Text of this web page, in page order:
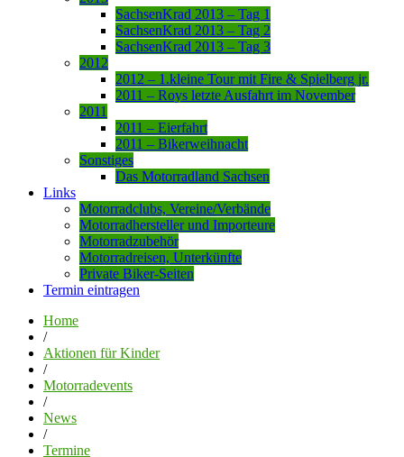
SachsenKrad 2013 – Tag 1
SachsenKrad 2013 – Tag 2
SachsenKrad 2013 – Tag 3
2012
2012 – 1.kleine Tour mit Fire & Spielberg jr.
2011 – Roys letzte Ausfahrt im November
2011
2011 – Eierfahrt
2011 – Bikerweihnacht
Sonstiges
Das Motorradland Sachsen
Links
Motorradclubs, Vereine/Verbände
Motorradhersteller und Importeure
Motorradzubehör
Motorradreisen, Unterkünfte
Private Biker-Seiten
Termin eintragen
Home
/
Aktionen für Kinder
/
Motorradevents
/
News
/
Termine